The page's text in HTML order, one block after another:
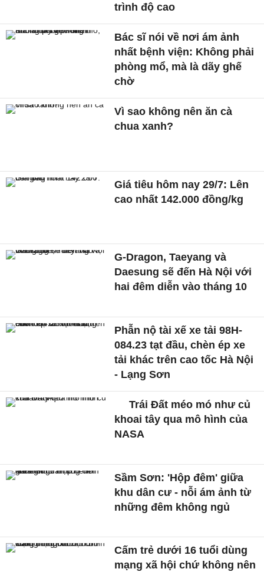
trình độ cao
Bác sĩ nói về nơi ám ảnh
nhất bệnh viện: Không phải
phòng mổ, mà là dãy ghế
chờ
Vì sao không nên ăn cà
chua xanh?
Giá tiêu hôm nay 29/7: Lên
cao nhất 142.000 đồng/kg
G-Dragon, Taeyang và
Daesung sẽ đến Hà Nội với
hai đêm diễn vào tháng 10
Phẫn nộ tài xế xe tải 98H-
084.23 tạt đầu, chèn ép xe
tải khác trên cao tốc Hà Nội
- Lạng Sơn
Trái Đất méo mó như củ
khoai tây qua mô hình của
NASA
Sầm Sơn: 'Hộp đêm' giữa
khu dân cư - nỗi ám ảnh từ
những đêm không ngủ
Cấm trẻ dưới 16 tuổi dùng
mạng xã hội chứ không nên